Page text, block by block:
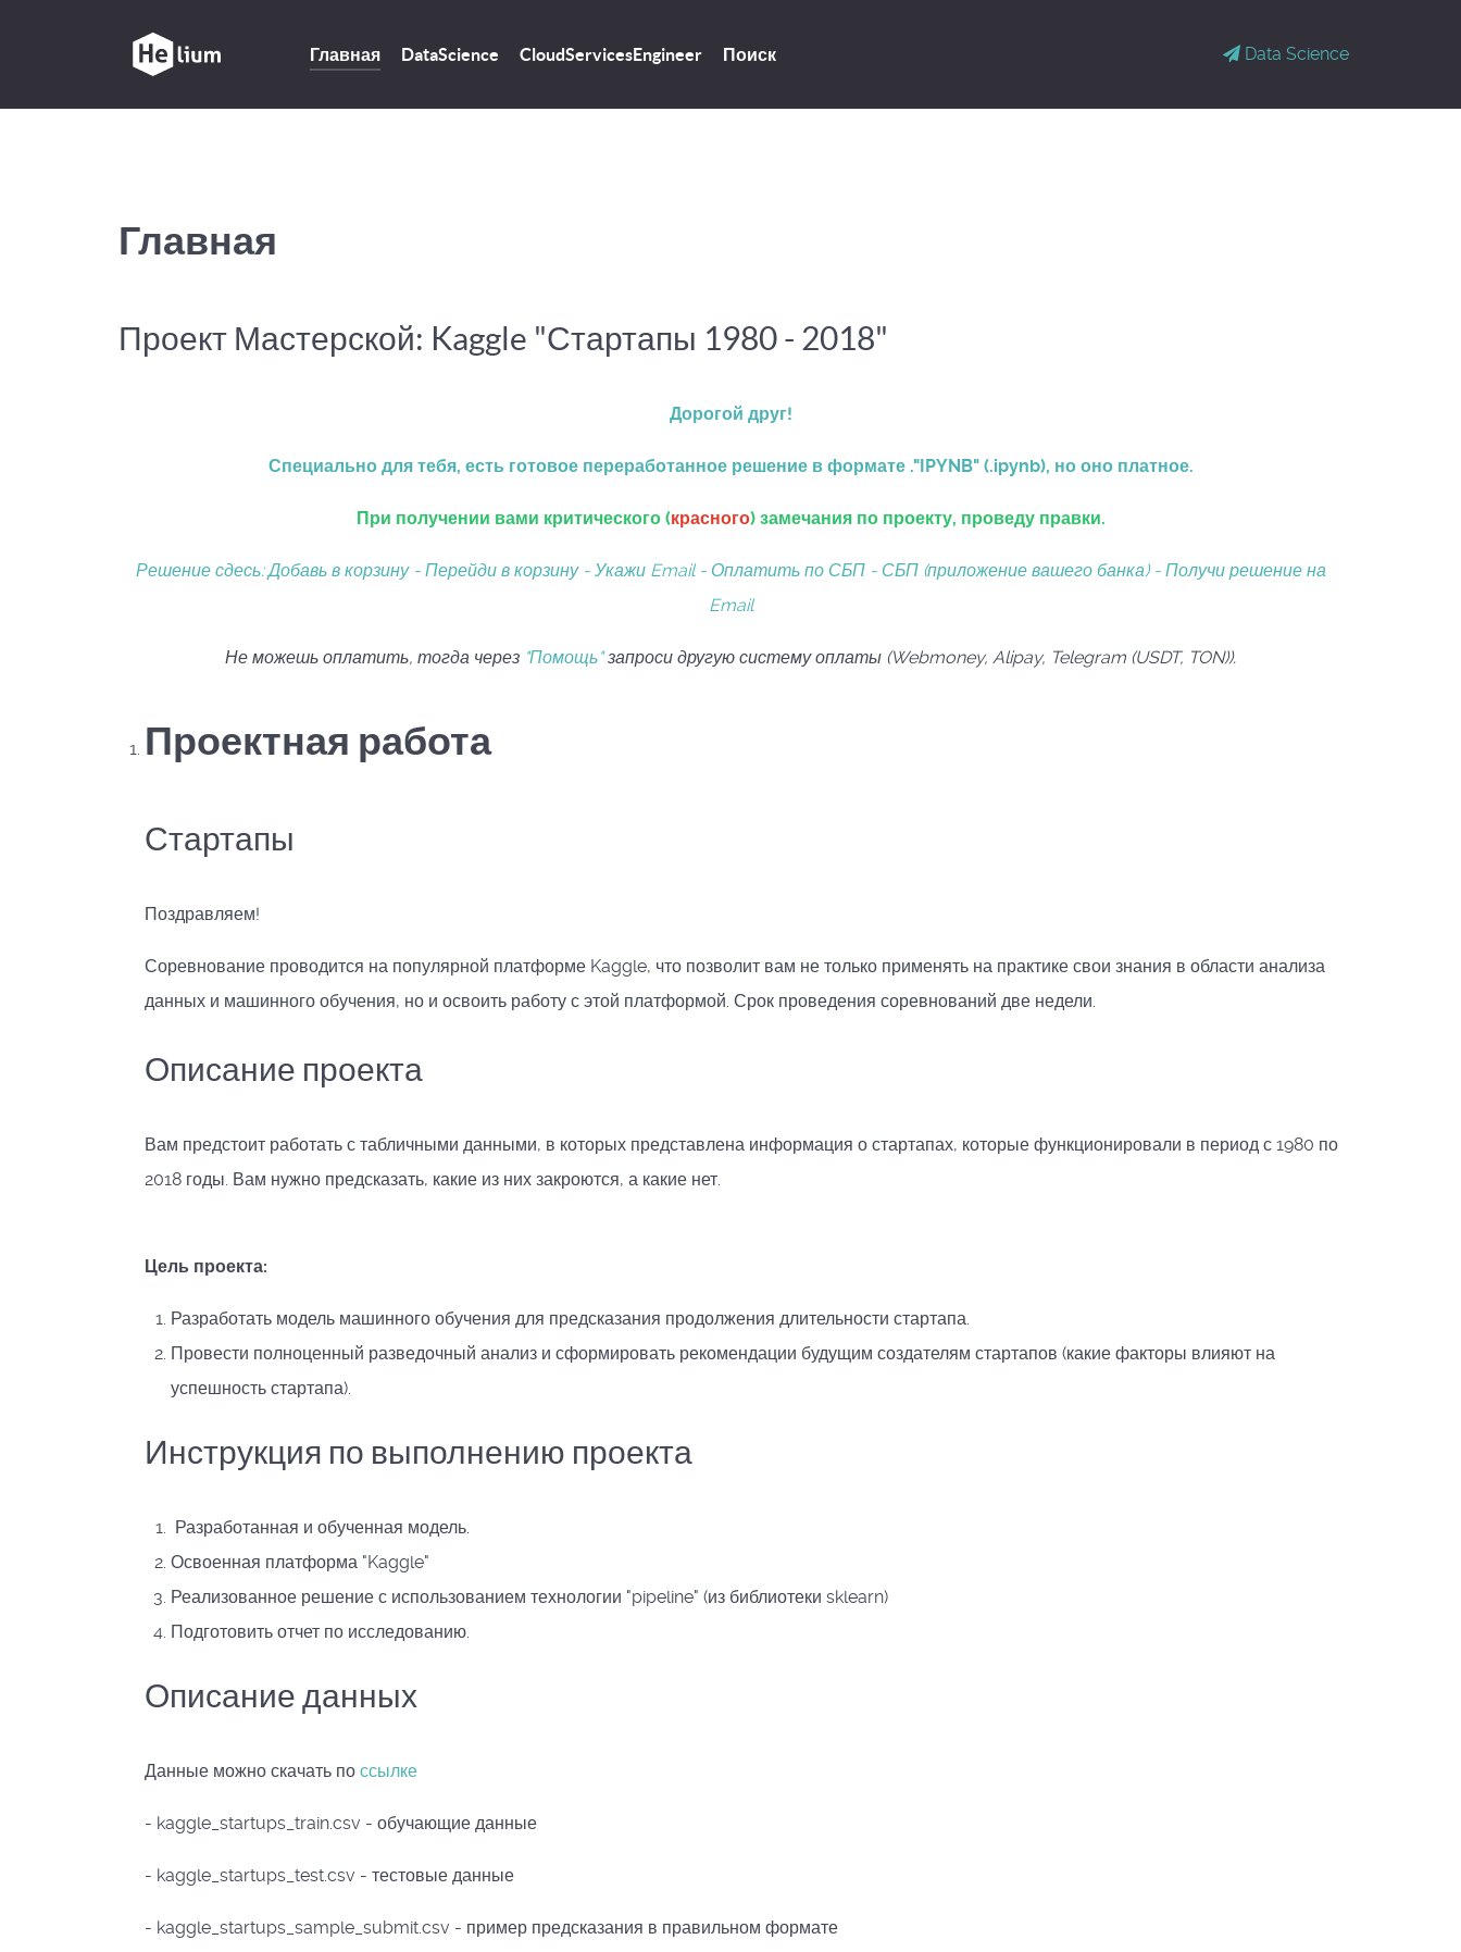
Главная DataScience CloudServicesEngineer Поиск Data Science
Главная
Проект Мастерской: Kaggle "Стартапы 1980 - 2018"
Дорогой друг!
Специально для тебя, есть готовое переработанное решение в формате ."IPYNB" (.ipynb), но оно платное.
При получении вами критического (красного) замечания по проекту, проведу правки.
Решение сдесь: Добавь в корзину - Перейди в корзину - Укажи Email - Оплатить по СБП - СБП (приложение вашего банка) - Получи решение на
Email
Не можешь оплатить, тогда через "Помощь"запроси другую систему оплаты (Webmoney, Alipay, Telegram (USDT, TON)).
Проектная работа
Стартапы
Поздравляем!
Соревнование проводится на популярной платформе Kaggle, что позволит вам не только применять на практике свои знания в области анализа
данных и машинного обучения, но и освоить работу с этой платформой. Срок проведения соревнований две недели.
Описание проекта
Вам предстоит работать с табличными данными, в которых представлена информация о стартапах, которые функционировали в период с 1980 по
2018 годы. Вам нужно предсказать, какие из них закроются, а какие нет.
Цель проекта:
Разработать модель машинного обучения для предсказания продолжения длительности стартапа.
Провести полноценный разведочный анализ и сформировать рекомендации будущим создателям стартапов (какие факторы влияют на
успешность стартапа).
Инструкция по выполнению проекта
Разработанная и обученная модель.
Освоенная платформа "Kaggle"
Реализованное решение с использованием технологии "pipeline" (из библиотеки sklearn)
Подготовить отчет по исследованию.
Описание данных
Данные можно скачать по ссылке
- kaggle_startups_train.csv - обучающие данные
- kaggle_startups_test.csv - тестовые данные
- kaggle_startups_sample_submit.csv - пример предсказания в правильном формате